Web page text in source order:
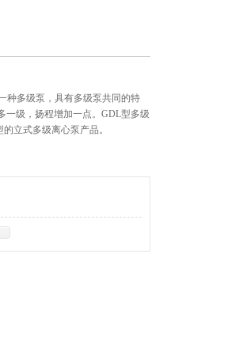
种多级泵，具有多级泵共同的特
一级，扬程增加一点。GDL型多级
立式多级离心泵产品。